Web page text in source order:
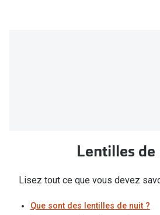
Lentilles
Lisez tout ce que vous devez
Que sont des lentilles de nuit ?